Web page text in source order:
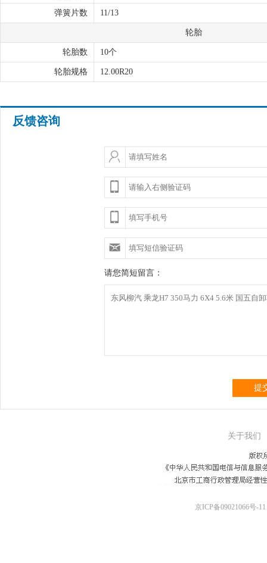
弹簧片数 11/13
轮胎
轮胎数 10个
轮胎规格 12.00R20
反馈咨询
请您简短留言：
提
关于我们
京ICP备09021066号-11